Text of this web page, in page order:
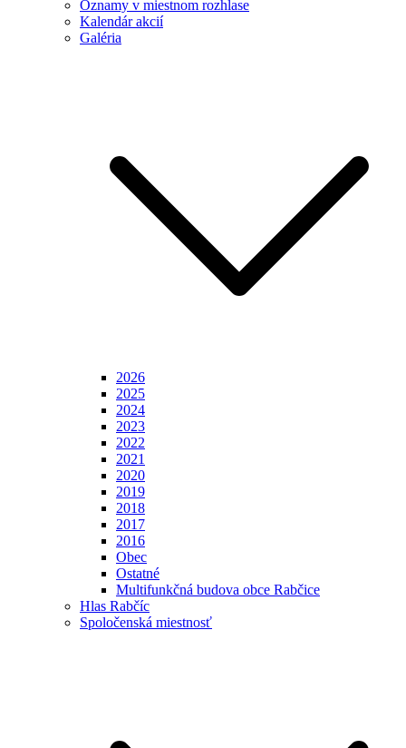
Oznamy v miestnom rozhlase
Kalendár akcií
Galéria
2026
2025
2024
2023
2022
2021
2020
2019
2018
2017
2016
Obec
Ostatné
Multifunkčná budova obce Rabčice
Hlas Rabčíc
Spoločenská miestnosť